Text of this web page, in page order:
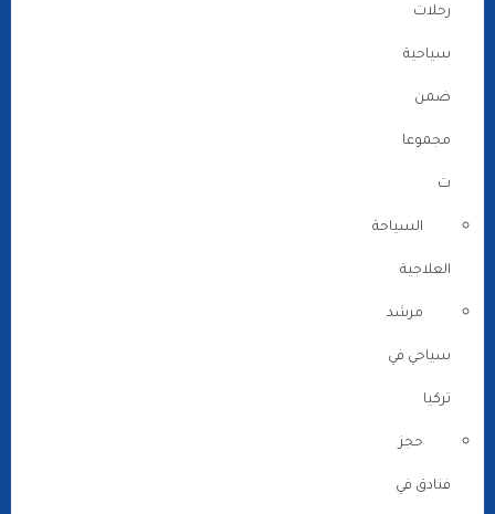
رحلات
سياحية
ضمن
مجموعا
ت
السياحة
العلاجية
مرشد
سياحي في
تركيا
حجز
فنادق في